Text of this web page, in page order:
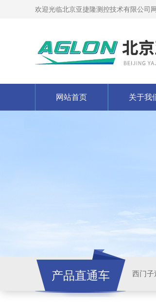
欢迎光临北京亚捷隆测控技术有限公司
网站首页 关于我
产品直通车 西门子